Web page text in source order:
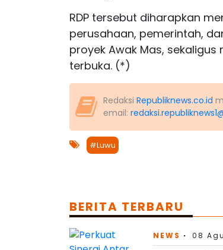
RDP tersebut diharapkan
perusahaan, pemerintah,
proyek Awak Mas,
terbuka. (*)
Redaksi Republiknews.co.id
email:
#Luwu
BERITA TERBARU
NEWS 08